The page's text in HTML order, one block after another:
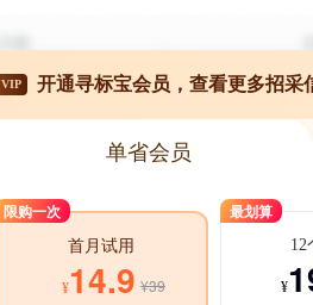
VIP 开通寻标宝会员，查看更多招采
单省会员
限购一次
首月试用
¥14.9 ¥39
最划算
12
¥